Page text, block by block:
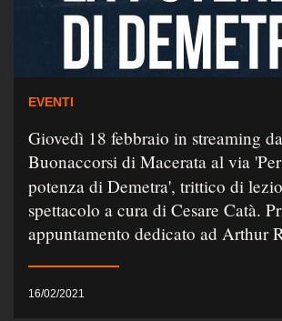
EVENTI
Giovedì 18 febbraio in streaming
Buonaccorsi di Macerata al via
potenza di Demetra', trittico di
spettacolo a cura di Cesare Catà.
appuntamento dedicato ad Arthur
16/02/2021